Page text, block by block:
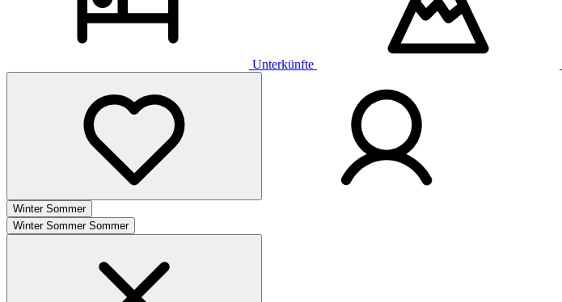
Unterkünfte
Winter Sommer
Winter Sommer Sommer